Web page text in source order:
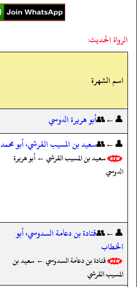
الرواة الحديث:
اسم الشهرة
👤←👥أبو هريرة الدوسي
👤←👥سعيد بن المسيب القرشي، أبو محمد
سعيد بن المسيب القرشي ← أبو هريرة
الدوسي
👤←👥قتادة بن دعامة السدوسي، أبو
الخطاب
قتادة بن دعامة السدوسي ← سعيد بن
المسيب القرشي